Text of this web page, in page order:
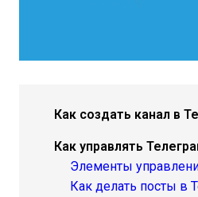
Как создать канал в
Как управлять
Элементы
Как делать посты в